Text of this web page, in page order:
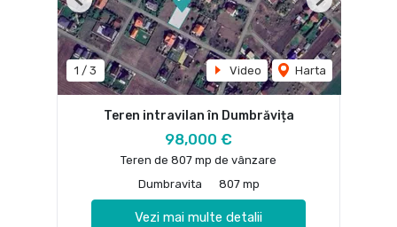
1 / 3 Video Harta
Previous Next
Teren intravilan în Dumbrăvița
98,000 €
Teren de 807 mp de vânzare
Dumbravita
807 mp
Vezi mai multe detalii